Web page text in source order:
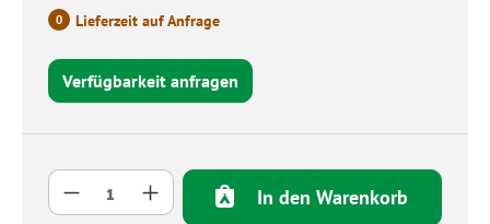
0 Lieferzeit auf Anfrage
Verfügbarkeit anfragen
Produkt Anzahl: Gib den gewünschten
In den Warenkorb